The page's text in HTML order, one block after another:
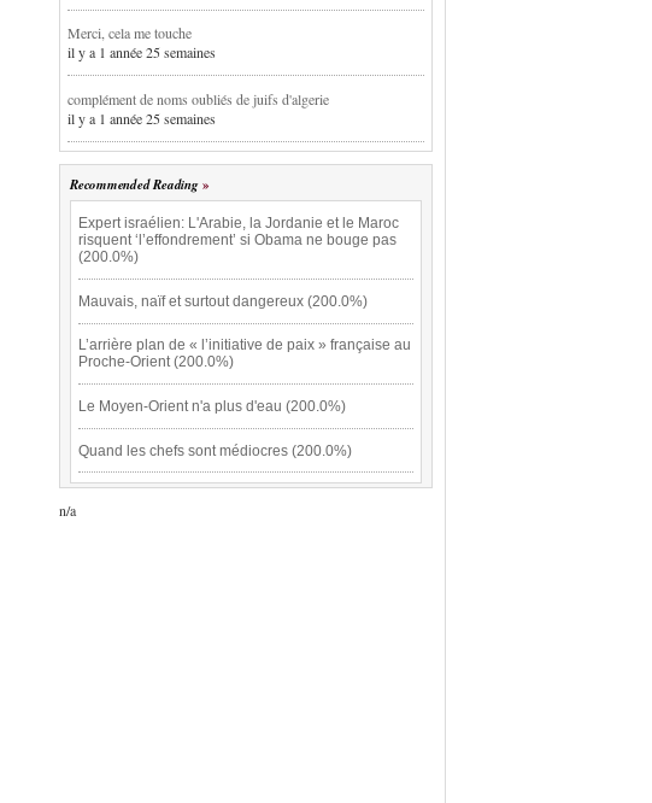
Merci, cela me touche
il y a 1 année 25 semaines
complément de noms oubliés de juifs d'algerie
il y a 1 année 25 semaines
Recommended Reading
Expert israélien: L'Arabie, la Jordanie et le Maroc
risquent ‘l’effondrement’ si Obama ne bouge pas
(200.0%)
Mauvais, naïf et surtout dangereux (200.0%)
L’arrière plan de « l’initiative de paix » française au
Proche-Orient (200.0%)
Le Moyen-Orient n'a plus d'eau (200.0%)
Quand les chefs sont médiocres (200.0%)
n/a